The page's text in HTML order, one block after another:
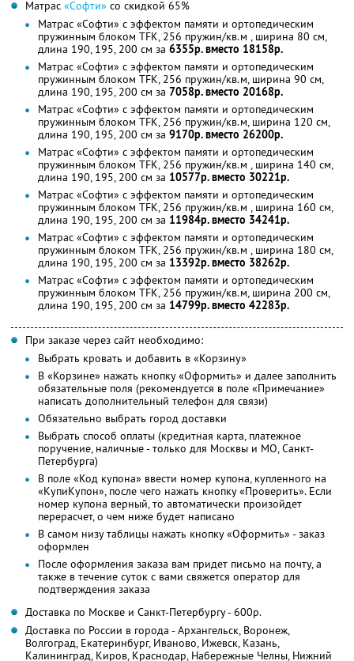
Матрас «Софти» со скидкой 65%
Матрас «Софти» с эффектом памяти и ортопедическим
пружинным блоком TFK, 256 пружин/кв.м , ширина 80 см,
длина 190, 195, 200 см за 6355р. вместо 18158р.
Матрас «Софти» с эффектом памяти и ортопедическим
пружинным блоком TFK, 256 пружин/кв.м, ширина 90 см,
длина 190, 195, 200 см за 7058р. вместо 20168р.
Матрас «Софти» с эффектом памяти и ортопедическим
пружинным блоком TFK, 256 пружин/кв.м, ширина 120 см,
длина 190, 195, 200 см за 9170р. вместо 26200р.
Матрас «Софти» с эффектом памяти и ортопедическим
пружинным блоком TFK, 256 пружин/кв.м , ширина 140 см,
длина 190, 195, 200 см за 10577р. вместо 30221р.
Матрас «Софти» с эффектом памяти и ортопедическим
пружинным блоком TFK, 256 пружин/кв.м , ширина 160 см,
длина 190, 195, 200 см за 11984р. вместо 34241р.
Матрас «Софти» с эффектом памяти и ортопедическим
пружинным блоком TFK, 256 пружин/кв.м , ширина 180 см,
длина 190, 195, 200 см за 13392р. вместо 38262р.
Матрас «Софти» с эффектом памяти и ортопедическим
пружинным блоком TFK, 256 пружин/кв.м, ширина 200 см,
длина 190, 195, 200 см за 14799р. вместо 42283р.
При заказе через сайт необходимо:
Выбрать кровать и добавить в «Корзину»
В «Корзине» нажать кнопку «Оформить» и далее заполнить
обязательные поля (рекомендуется в поле «Примечание»
написать дополнительный телефон для связи)
Обязательно выбрать город доставки
Выбрать способ оплаты (кредитная карта, платежное
поручение, наличные - только для Москвы и МО, Санкт-
Петербурга)
В поле «Код купона» ввести номер купона, купленного на
«КупиКупон», после чего нажать кнопку «Проверить». Если
номер купона верный, то автоматически произойдет
перерасчет, о чем ниже будет написано
В самом низу таблицы нажать кнопку «Оформить» - заказ
оформлен
После оформления заказа вам придет письмо на почту, а
также в течение суток с вами свяжется оператор для
подтверждения заказа
Доставка по Москве и Санкт-Петербургу - 600р.
Доставка по России в города - Архангельск, Воронеж,
Волгоград, Екатеринбург, Иваново, Ижевск, Казань,
Калининград, Киров, Краснодар, Набережные Челны, Нижний